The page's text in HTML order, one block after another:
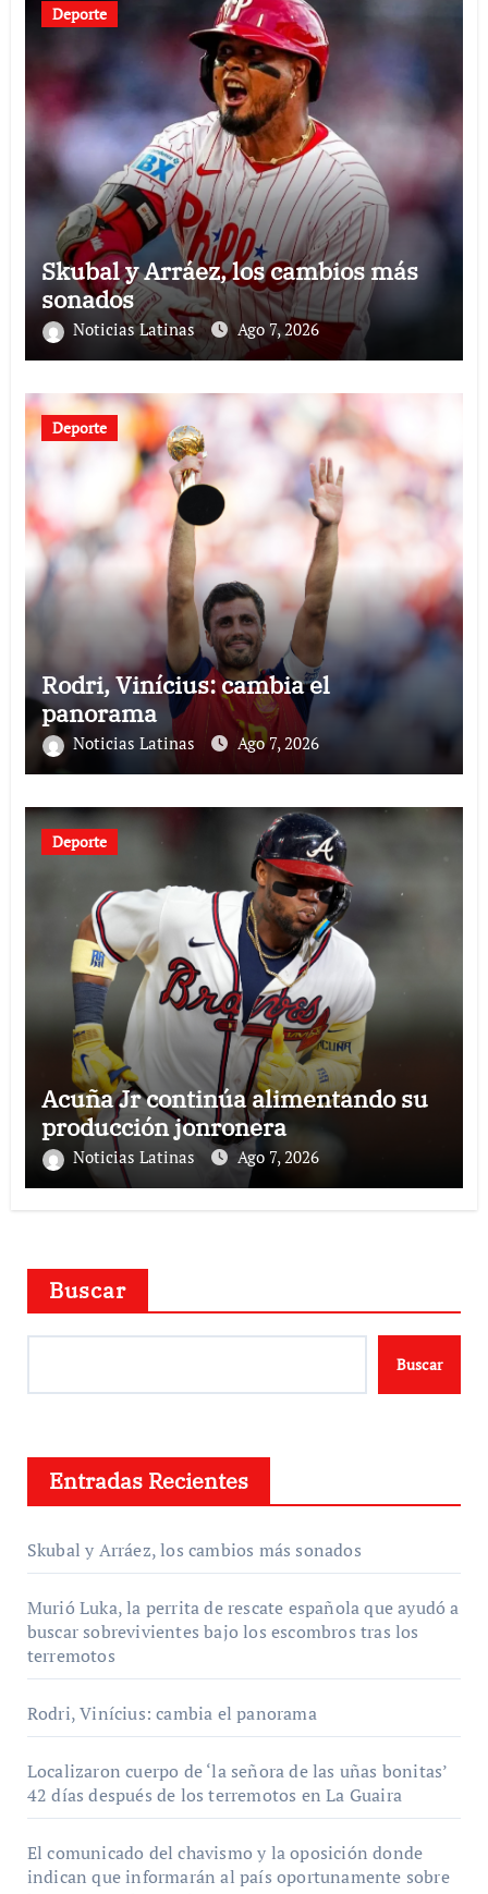
Deporte
Skubal y Arráez, los cambios más
sonados
Noticias Latinas Ago 7, 2026
Deporte
Rodri, Vinícius: cambia el
panorama
Noticias Latinas Ago 7, 2026
Deporte
Acuña Jr continúa alimentando su
producción jonronera
Noticias Latinas Ago 7, 2026
Buscar
Buscar
Entradas Recientes
Skubal y Arráez, los cambios más sonados
Murió Luka, la perrita de rescate española que ayudó a
buscar sobrevivientes bajo los escombros tras los
terremotos
Rodri, Vinícius: cambia el panorama
Localizaron cuerpo de ‘la señora de las uñas bonitas’
42 días después de los terremotos en La Guaira
El comunicado del chavismo y la oposición donde
indican que informarán al país oportunamente sobre